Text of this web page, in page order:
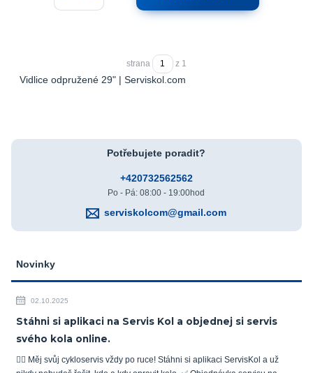
strana z 1
Vidlice odpružené 29" | Serviskol.com
Potřebujete poradit?
+420732562562
Po - Pá: 08:00 - 19:00hod
serviskolcom@gmail.com
Novinky
02.10.2025
Stáhni si aplikaci na Servis Kol a objednej si servis
svého kola online.
🚴‍♂️ Měj svůj cykloservis vždy po ruce! Stáhni si aplikaci ServisKol a už